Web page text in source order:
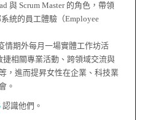
與 Scrum Master 的角色，帶領
統的員工體驗（Employee
情期外每月一場實體工作坊活
相關專業活動、跨領域交流與
，進而提昇女性在企業、科技業
。
認識他們。